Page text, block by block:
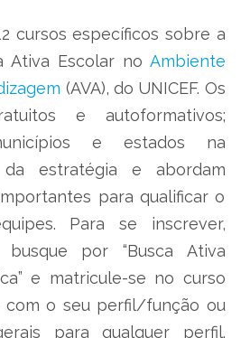
cursos específicos sobre a
Ativa Escolar no Ambiente
(AVA), do UNICEF. Os
e autoformativos;
e estados na
da estratégia e abordam
para qualificar o
Para se inscrever,
por “Busca Ativa
e matricule-se no curso
o seu perfil/função ou
para qualquer perfil.